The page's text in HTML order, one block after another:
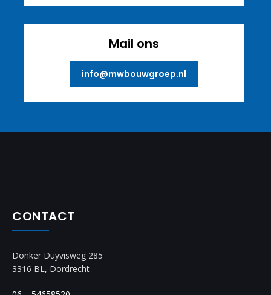
Mail ons
info@mwbouwgroep.nl
CONTACT
Donker Duyvisweg 285
3316 BL, Dordrecht